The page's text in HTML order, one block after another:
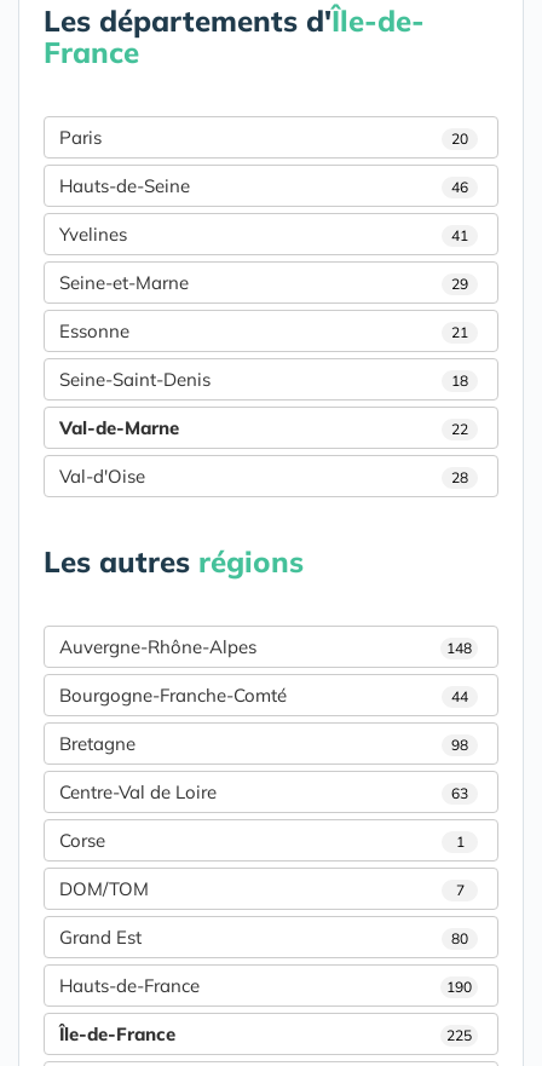
Les départements d'Île-de-
France
Paris 20
Hauts-de-Seine 46
Yvelines 41
Seine-et-Marne 29
Essonne 21
Seine-Saint-Denis 18
Val-de-Marne 22
Val-d'Oise 28
Les autres régions
Auvergne-Rhône-Alpes 148
Bourgogne-Franche-Comté 44
Bretagne 98
Centre-Val de Loire 63
Corse 1
DOM/TOM 7
Grand Est 80
Hauts-de-France 190
Île-de-France 225